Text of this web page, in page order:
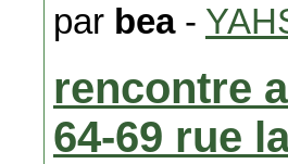
par bea-
rencontre
64-69 rue